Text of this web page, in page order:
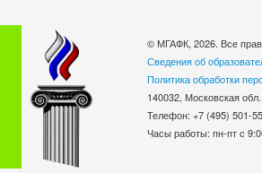
© МГАФК, 2026. Все
Сведения об
Политика обработки
140032, Московская
Телефон: +7 (495)
Часы работы: пн-пт с